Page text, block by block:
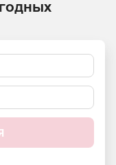
отчетов.
и создания
по числу